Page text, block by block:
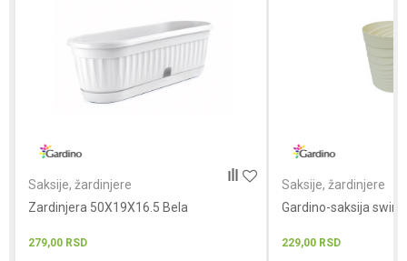
Saksije, žardinjere
Zardinjera 50X19X16.5 Bela
279,00 RSD
Saksije, žardinjere
Gardino-saksija
229,00 RSD